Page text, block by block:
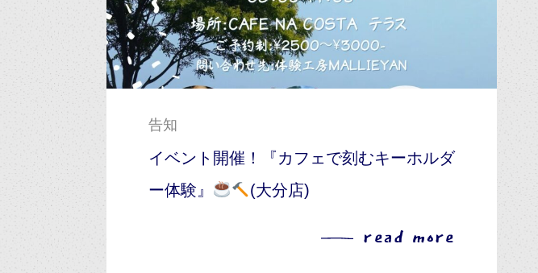
告知
イベント開催！『カフェで刻むキーホルダ
ー体験』
(大分店)
read more